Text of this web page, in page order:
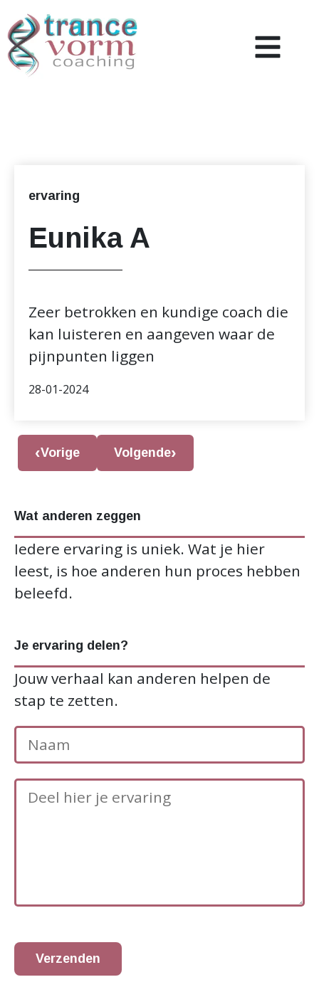
ervaring
Eunika A
Zeer betrokken en kundige coach die
kan luisteren en aangeven waar de
pijnpunten liggen
28-01-2024
Vorige Volgende
Wat anderen zeggen
Iedere ervaring is uniek. Wat je hier
leest, is hoe anderen hun proces hebben
beleefd.
Je ervaring delen?
Jouw verhaal kan anderen helpen de
stap te zetten.
Verzenden